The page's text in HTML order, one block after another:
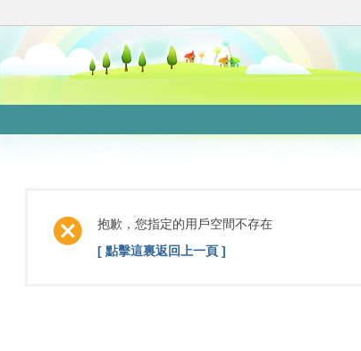
抱歉，您指定的用戶空間不存在
[ 點擊這裏返回上一頁 ]